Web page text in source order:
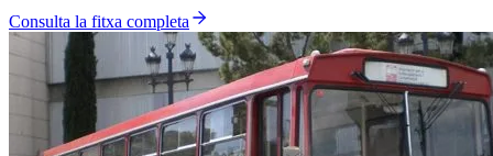
Consulta la fitxa completa